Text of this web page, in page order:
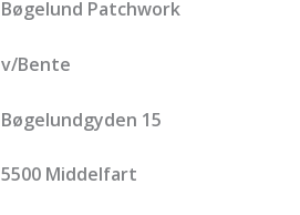
Bøgelund Patchwork
v/Bente
Bøgelundgyden 15
5500 Middelfart